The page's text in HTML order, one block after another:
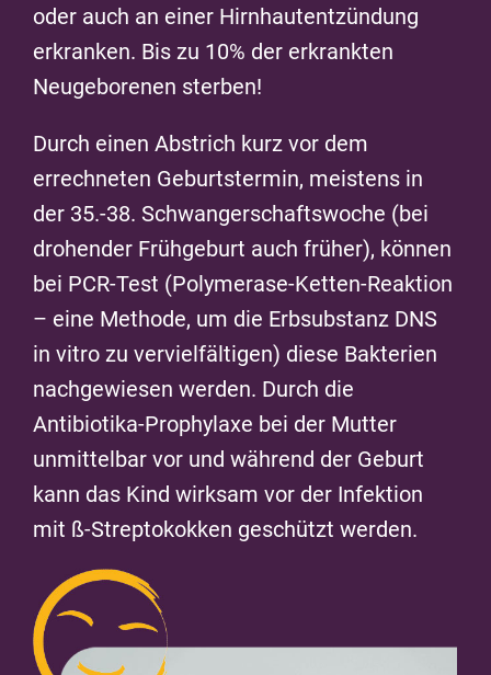
oder auch an einer Hirnhautentzündung
erkranken. Bis zu 10% der erkrankten
Neugeborenen sterben!
Durch einen Abstrich kurz vor dem
errechneten Geburtstermin, meistens in
der 35.-38. Schwangerschaftswoche (bei
drohender Frühgeburt auch früher), können
bei PCR-Test (Polymerase-Ketten-Reaktion
– eine Methode, um die Erbsubstanz DNS
in vitro zu vervielfältigen) diese Bakterien
nachgewiesen werden. Durch die
Antibiotika-Prophylaxe bei der Mutter
unmittelbar vor und während der Geburt
kann das Kind wirksam vor der Infektion
mit ß-Streptokokken geschützt werden.